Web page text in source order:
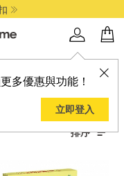
多優惠與功能！
立即登入
商品
排序